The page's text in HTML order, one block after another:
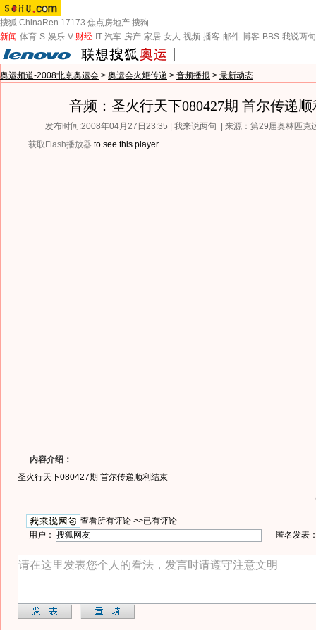
搜狐 ChinaRen 17173 焦点房地产 搜狗
新闻-体育-S-娱乐-V-财经- IT-汽车-房产-家居-女人-视频-播客-邮件-博客-BBS-我说两句
奥运频道-2008北京奥运会 > 奥运会火炬传递 > 音频播报 > 最新动态
音频：圣火行天下080427期 首尔传递
发布时间:2008年04月27日23:35 | 我来说两句
| 来源：第29届奥林匹克
获取Flash播放器 to see this player.
内容介绍：
圣火行天下080427期 首尔传递顺利结束
查看所有评论 >>已有评论
用户：
匿名发表